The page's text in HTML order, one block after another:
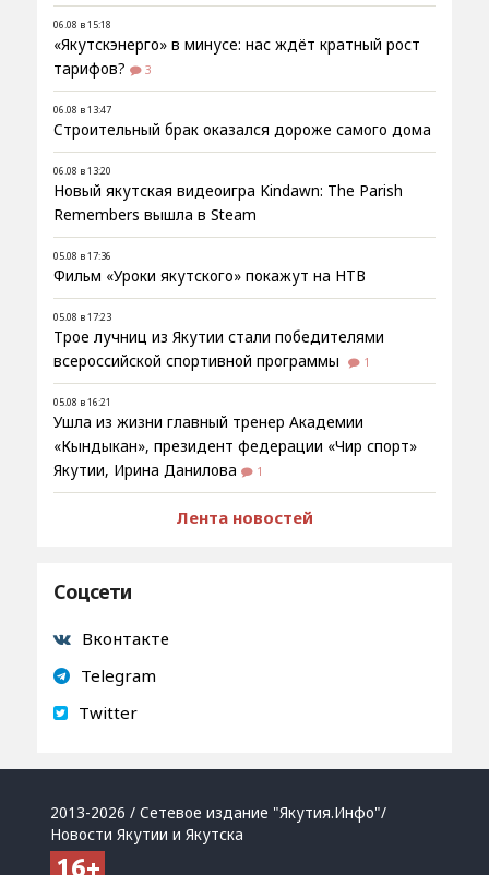
06.08 в 15:18
«Якутскэнерго» в минусе: нас ждёт кратный рост
тарифов?
3
06.08 в 13:47
Строительный брак оказался дороже самого дома
06.08 в 13:20
Новый якутская видеоигра Kindawn: The Parish
Remembers вышла в Steam
05.08 в 17:36
Фильм «Уроки якутского» покажут на НТВ
05.08 в 17:23
Трое лучниц из Якутии стали победителями
всероссийской спортивной программы
1
05.08 в 16:21
Ушла из жизни главный тренер Академии
«Кындыкан», президент федерации «Чир спорт»
Якутии, Ирина Данилова
1
Лента новостей
Соцсети
Вконтакте
Telegram
Twitter
2013-2026 / Сетевое издание "Якутия.Инфо"/
Новости Якутии и Якутска